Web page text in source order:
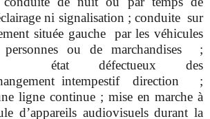
ni signalisation ; conduite sur
située gauche par les véhicules
ou de marchandises ;
; état défectueux des
intempestif direction ;
ligne continue ; mise en marche à
d’appareils audiovisuels durant la